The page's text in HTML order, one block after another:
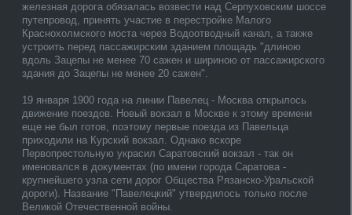
железная дорога обязалась возвести над Серпуховским шоссе
путепровод, принять участие в перестройке Малого
Краснохолмского моста через Водоотводный канал, а также
устроить перед пассажирским зданием площадь "длиною
вдоль Зацепы не менее 70 сажен и шириною от пассажирского
здания до Зацепы не менее 20 сажен".
19 января 1900 года на линии Павелец - Москва открылось
движение поездов. Новый вокзал в Москве к этому времени
еще не был готов, поэтому первые поезда из Павельца
приходили на Курский вокзал. Однако вскоре
Первопрестольную украсил Саратовский вокзал - так он
именовался в документах (по имени города Саратова -
крупнейшего узла сети дорог Общества Рязанско-Уральской
дороги). Название "Павелецкий" утвердилось только после
Великой Отечественной войны.